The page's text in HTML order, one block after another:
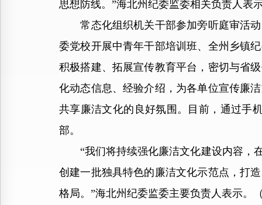
思想防线。”海北州纪委监委相关负责人表
常态化组织机关干部参加旁听庭审活动
委党校开展中青年干部培训班、全州乡镇
积极搭建、拓展宣传教育平台，密切与省
化动态信息、经验介绍，为各单位宣传廉
共享廉洁文化的良好氛围。目前，通过手
部。
“我们将持续强化廉洁文化建设内容，在
创建一批独具特色的廉洁文化示范点，打
格局。”海北州纪委监委主要负责人表示。